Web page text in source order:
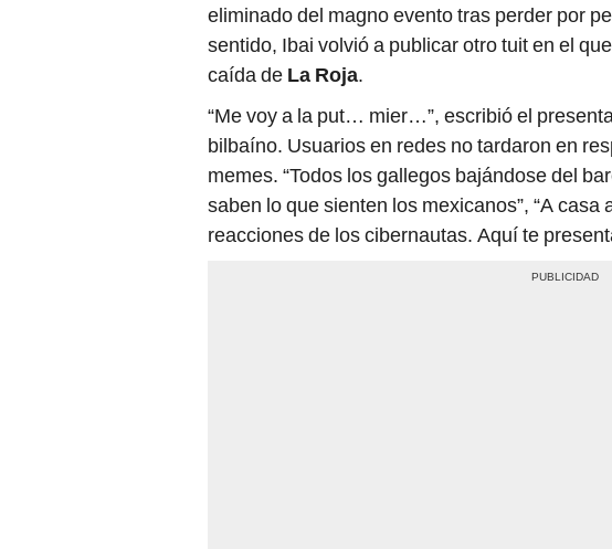
sentido, Ibai volvió a publicar otro tuit en el
caída deLa Roja.
“Me voy a la put… mier…”, escribió el
bilbaíno. Usuarios en redes no tardaron en
memes. “Todos los gallegos bajándose del
saben lo que sienten los mexicanos”, “A casa
reacciones de los cibernautas. Aquí te